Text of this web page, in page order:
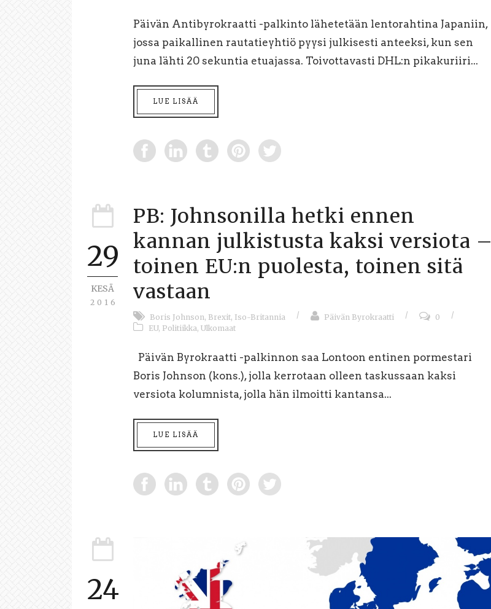
Päivän Antibyrokraatti -palkinto lähetetään lentorahtina Japaniin,
jossa paikallinen rautatieyhtiö pyysi julkisesti anteeksi, kun sen
juna lähti 20 sekuntia etuajassa. Toivottavasti DHL:n pikakuriiri...
LUE LISÄÄ
29
KESÄ
2016
PB: Johnsonilla hetki ennen
kannan julkistusta kaksi versiota –
toinen EU:n puolesta, toinen sitä
vastaan
Boris Johnson, Brexit, Iso-Britannia / Päivän Byrokraatti / 0
/
EU, Politiikka, Ulkomaat
Päivän Byrokraatti -palkinnon saa Lontoon entinen pormestari
Boris Johnson (kons.), jolla kerrotaan olleen taskussaan kaksi
versiota kolumnista, jolla hän ilmoitti kantansa...
LUE LISÄÄ
24